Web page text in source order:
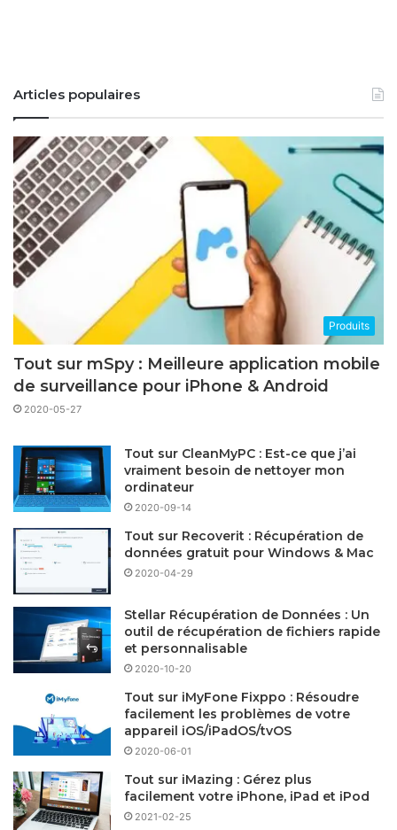
Articles populaires
Produits
Tout sur mSpy : Meilleure application mobile
de surveillance pour iPhone & Android
2020-05-27
Tout sur CleanMyPC : Est-ce que j’ai
vraiment besoin de nettoyer mon
ordinateur
2020-09-14
Tout sur Recoverit : Récupération de
données gratuit pour Windows & Mac
2020-04-29
Stellar Récupération de Données : Un
outil de récupération de fichiers rapide
et personnalisable
2020-10-20
Tout sur iMyFone Fixppo : Résoudre
facilement les problèmes de votre
appareil iOS/iPadOS/tvOS
2020-06-01
Tout sur iMazing : Gérez plus
facilement votre iPhone, iPad et iPod
2021-02-25